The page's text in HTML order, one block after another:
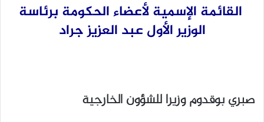
القائمة الإسمية لأعضاء الحكومة برئاسة
الوزير الأول عبد العزيز جراد
صبري بوقدوم وزيرا للشؤون الخارجية